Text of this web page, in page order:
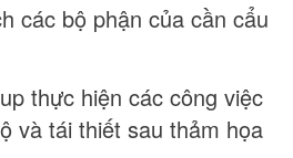
các bộ phận của cần cẩu
thực hiện các công việc
và tái thiết sau thảm họa